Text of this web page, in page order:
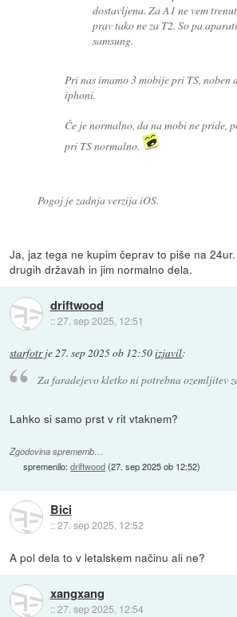
dostavljena. Za A1 ne vem
prav tako ne za T2. So pa aparati
samsung.
Pri nas imamo 3 mobije pri TS, noben
iphoni.
Če je normalno, da na mobi ne pride,
pri TS normalno.
Pogoj je zadnja verzija iOS.
Ja, jaz tega ne kupim čeprav to piše na
drugih državah in jim normalno dela.
driftwood
::27. sep 2025, 12:51
starfotrje27. sep 2025 ob 12:50izjavil:
Za faradejevo kletko ni potrebna ozemljitev
Lahko si samo prst v rit vtaknem?
Zgodovina sprememb…
spremenilo:driftwood(27. sep 2025 ob 12:52)
Bici
::27. sep 2025, 12:52
A pol dela to v letalskem načinu ali ne?
xangxang
::27. sep 2025, 12:54